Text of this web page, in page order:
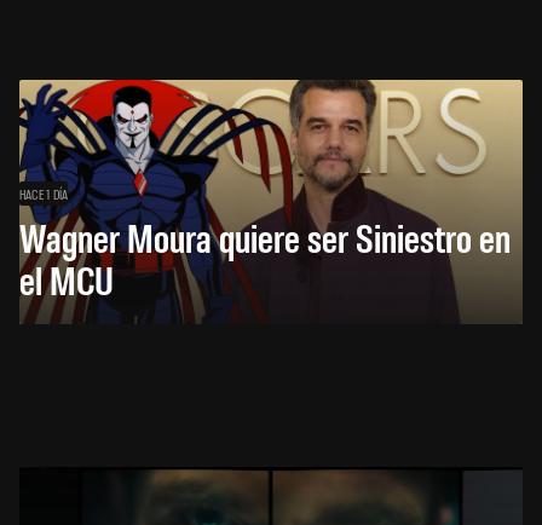
HACE 1 DÍA
Wagner Moura quiere ser Siniestro en
el MCU